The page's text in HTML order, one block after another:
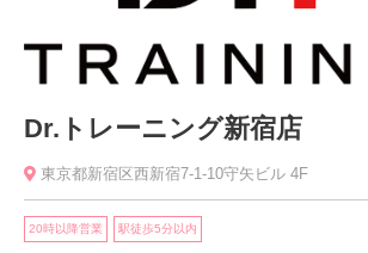
Dr.トレーニング新宿店
東京都新宿区西新宿7-1-10守矢ビル 4F
20時以降営業 駅徒歩5分以内